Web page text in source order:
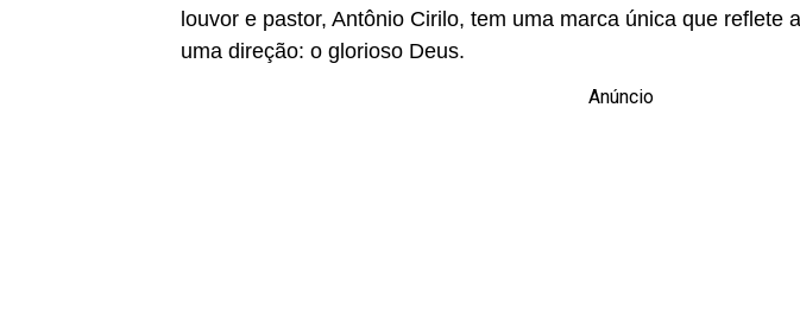
louvor e pastor, Antônio Cirilo, tem uma marca única que reflete
uma direção: o glorioso Deus.
Anúncio